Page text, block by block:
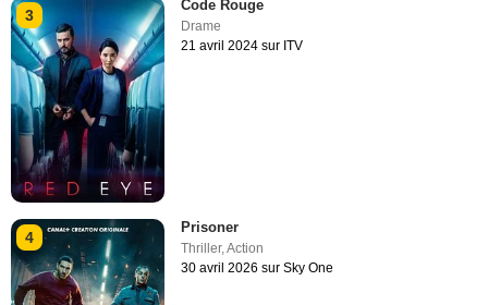
3
Code Rouge
Drame
21 avril 2024 sur ITV
4
Prisoner
Thriller,Action
30 avril 2026 sur Sky One